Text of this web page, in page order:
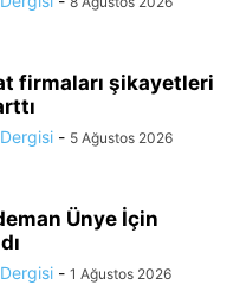
firmaları şikayetleri
- 5 Ağustos 2026
Ünye İçin
- 1 Ağustos 2026